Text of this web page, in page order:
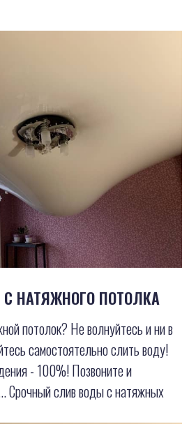
НАТЯЖНОГО ПОТОЛКА
потолок? Не волнуйтесь и ни в
самостоятельно слить воду!
- 100%! Позвоните и
Срочный слив воды с натяжных